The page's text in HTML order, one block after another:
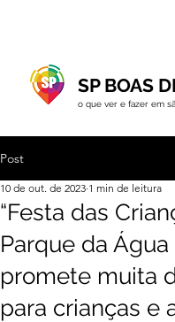
SP BOAS
o que ver e fazer em
Post
“Festa das
Parque da Água
promete muita
para crianças e
10 de out. de 2023 1 min de leitura